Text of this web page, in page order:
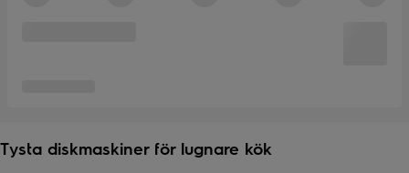
Tysta diskmaskiner för lugnare kök